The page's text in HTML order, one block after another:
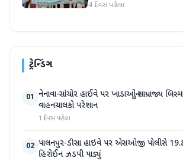
4 દિવસ પહેલા
ટ્રેન્ડિંગ
01 નેનાવા-સાંચોર હાઈવે પર ખાડાઓનું સામ્રાજ્ય
વાહનચાલકો પરેશાન
1 દિવસ પહેલા
02 પાલનપુર-ડીસા હાઇવે પર એસઓજી પોલીસે
હિરોઈન ઝડપી પાડ્યું